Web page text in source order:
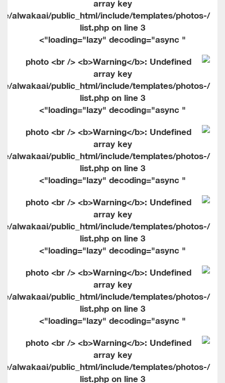
alwakaai/public_html/include/templates/photos-
list.php on line3
" loading="lazy" decoding="async">
alwakaai/public_html/include/templates/photos-
list.php on line3
" loading="lazy" decoding="async">
alwakaai/public_html/include/templates/photos-
list.php on line3
" loading="lazy" decoding="async">
alwakaai/public_html/include/templates/photos-
list.php on line3
" loading="lazy" decoding="async">
alwakaai/public_html/include/templates/photos-
list.php on line3
" loading="lazy" decoding="async">
alwakaai/public_html/include/templates/photos-
list.php on line3